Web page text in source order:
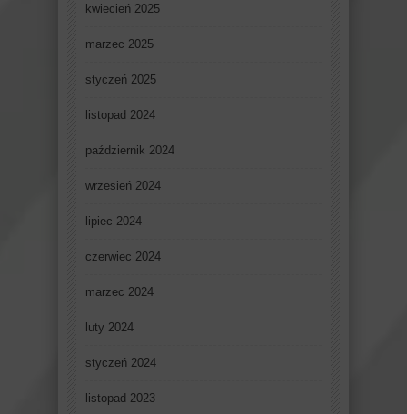
kwiecień 2025
marzec 2025
styczeń 2025
listopad 2024
październik 2024
wrzesień 2024
lipiec 2024
czerwiec 2024
marzec 2024
luty 2024
styczeń 2024
listopad 2023